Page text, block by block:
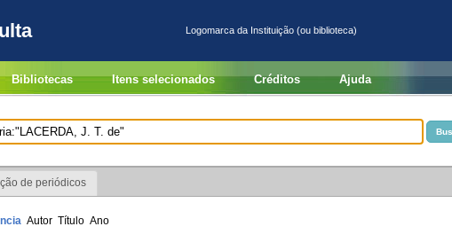
Logomarca da Instituição (ou biblioteca)
Bibliotecas Itens selecionados Créditos Ajuda
de periódicos
Autor Título Ano